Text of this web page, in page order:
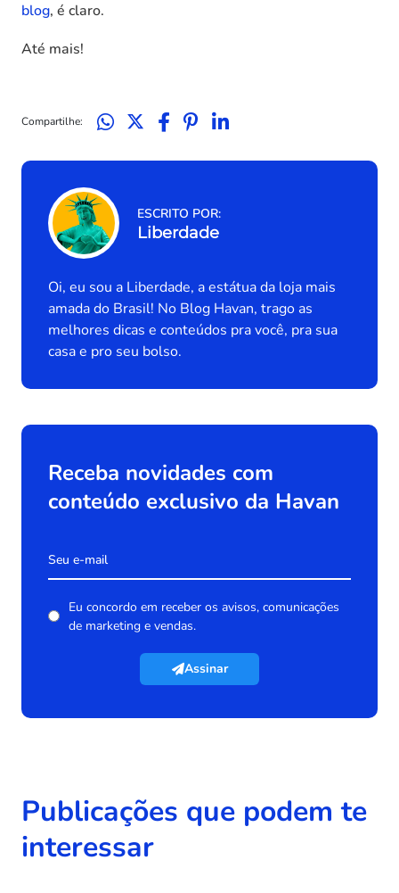
blog, é claro.
Até mais!
Compartilhe:
ESCRITO POR:
Liberdade
Oi, eu sou a Liberdade, a estátua da loja mais
amada do Brasil! No Blog Havan, trago as
melhores dicas e conteúdos pra você, pra sua
casa e pro seu bolso.
Receba novidades com
conteúdo exclusivo da Havan
Eu concordo em receber os avisos, comunicações
de marketing e vendas.
Assinar
Publicações que podem te
interessar